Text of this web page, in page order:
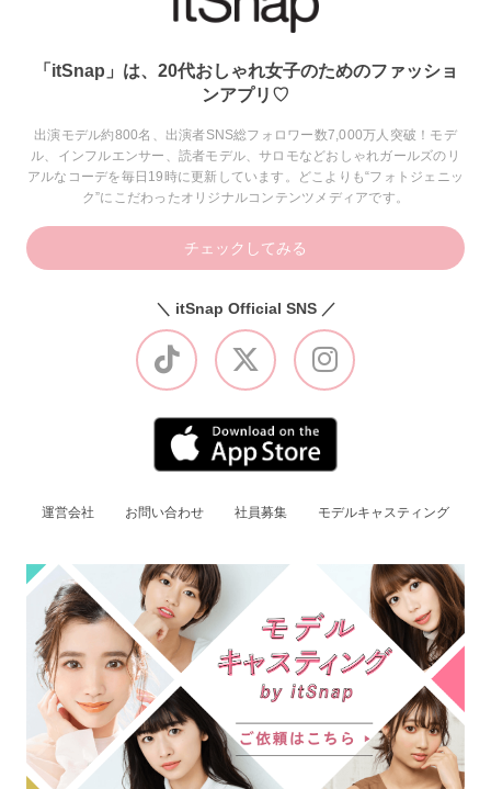
「itSnap」は、20代おしゃれ女子のためのファッショ
ンアプリ♡
出演モデル約800名、出演者SNS総フォロワー数7,000万人突破！モデ
ル、インフルエンサー、読者モデル、サロモなどおしゃれガールズのリ
アルなコーデを毎日19時に更新しています。どこよりも“フォトジェニッ
ク”にこだわったオリジナルコンテンツメディアです。
チェックしてみる
＼ itSnap Official SNS ／
運営会社 お問い合わせ 社員募集 モデルキャスティング